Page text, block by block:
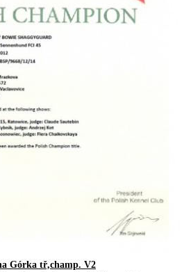
Górka tř,champ. V2